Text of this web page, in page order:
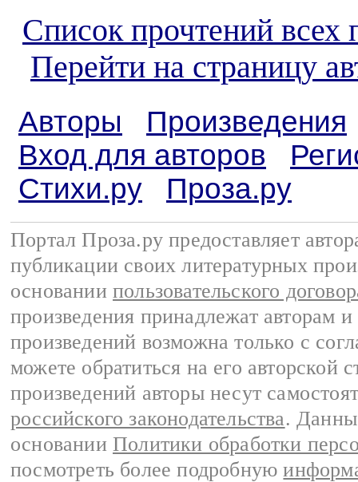
Список прочтений всех
Перейти на страницу
Авторы
Произведения
Вход для авторов
Стихи.ру
Проза.ру
Портал Проза.ру предоставляет
публикации своих литературных
основании пользовательского
произведения принадлежат авторам
произведений возможна только с
можете обратиться на его авторской
произведений авторы несут
российского законодательства.
основании Политики обработки
посмотреть более подробную